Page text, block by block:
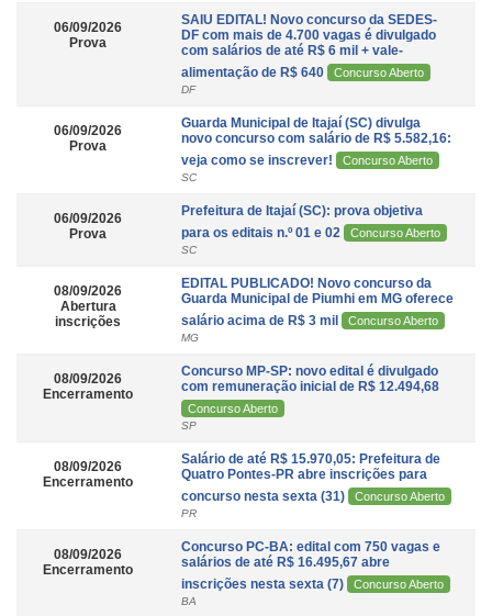
06/09/2026
Prova
SAIU EDITAL! Novo concurso da SEDES-
DF com mais de 4.700 vagas é divulgado
com salários de até R$ 6 mil + vale-
alimentação de R$ 640
Concurso Aberto
DF
06/09/2026
Prova
Guarda Municipal de Itajaí (SC) divulga
novo concurso com salário de R$ 5.582,16:
veja como se inscrever!
Concurso Aberto
SC
06/09/2026
Prova
Prefeitura de Itajaí (SC): prova objetiva
para os editais n.º 01 e 02
Concurso Aberto
SC
08/09/2026
Abertura
inscrições
EDITAL PUBLICADO! Novo concurso da
Guarda Municipal de Piumhi em MG oferece
salário acima de R$ 3 mil
Concurso Aberto
MG
08/09/2026
Encerramento
Concurso MP-SP: novo edital é divulgado
com remuneração inicial de R$ 12.494,68
Concurso Aberto
SP
08/09/2026
Encerramento
Salário de até R$ 15.970,05: Prefeitura de
Quatro Pontes-PR abre inscrições para
concurso nesta sexta (31)
Concurso Aberto
PR
08/09/2026
Encerramento
Concurso PC-BA: edital com 750 vagas e
salários de até R$ 16.495,67 abre
inscrições nesta sexta (7)
Concurso Aberto
BA